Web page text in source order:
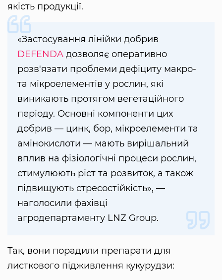
якість продукції.
«Застосування лінійки добрив
DEFENDA дозволяє оперативно
розв'язати проблеми дефіциту макро-
та мікроелементів у рослин, які
виникають протягом вегетаційного
періоду. Основні компоненти цих
добрив — цинк, бор, мікроелементи та
амінокислоти — мають вирішальний
вплив на фізіологічні процеси рослин,
стимулюють ріст та розвиток, а також
підвищують стресостійкість», —
наголосили фахівці
агродепартаменту LNZ Group.
Так, вони порадили препарати для
листкового підживлення кукурудзи: